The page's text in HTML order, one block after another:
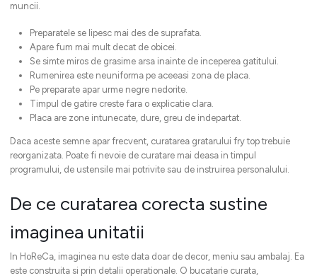
muncii.
Preparatele se lipesc mai des de suprafata.
Apare fum mai mult decat de obicei.
Se simte miros de grasime arsa inainte de inceperea gatitului.
Rumenirea este neuniforma pe aceeasi zona de placa.
Pe preparate apar urme negre nedorite.
Timpul de gatire creste fara o explicatie clara.
Placa are zone intunecate, dure, greu de indepartat.
Daca aceste semne apar frecvent, curatarea gratarului fry top trebuie
reorganizata. Poate fi nevoie de curatare mai deasa in timpul
programului, de ustensile mai potrivite sau de instruirea personalului.
De ce curatarea corecta sustine
imaginea unitatii
In HoReCa, imaginea nu este data doar de decor, meniu sau ambalaj. Ea
este construita si prin detalii operationale. O bucatarie curata,